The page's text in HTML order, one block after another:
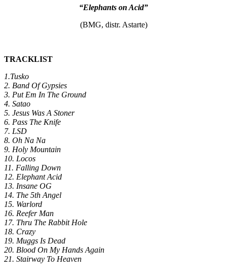
“Elephants on Acid”
(BMG, distr. Astarte)
TRACKLIST
1.Tusko
2. Band Of Gypsies
3. Put Em In The Ground
4. Satao
5. Jesus Was A Stoner
6. Pass The Knife
7. LSD
8. Oh Na Na
9. Holy Mountain
10. Locos
11. Falling Down
12. Elephant Acid
13. Insane OG
14. The 5th Angel
15. Warlord
16. Reefer Man
17. Thru The Rabbit Hole
18. Crazy
19. Muggs Is Dead
20. Blood On My Hands Again
21. Stairway To Heaven